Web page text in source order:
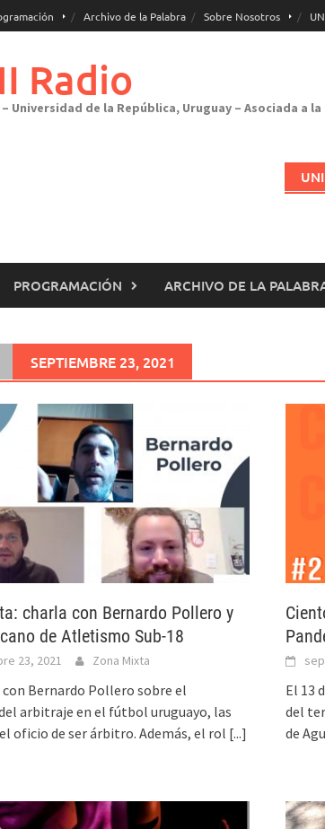
Archivo de la Palabra Sobre Nosotros
Radio
– Universidad de la República, Uruguay – Asociada a
PROGRAMACIÓN ARCHIVO DE LA
SEPTIEMBRE 23, 2021
charla con Bernardo Pollero y
de Atletismo Sub-18
23, 2021 Zona Mixta
Bernardo Pollero sobre el
arbitraje en el fútbol uruguayo, las
oficio de ser árbitro. Además, el rol [...]
El 13
del
de